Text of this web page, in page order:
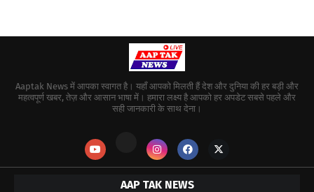
Aaptak News में आपका स्वागत है। यहाँ आपको मिलती हैं देश और दुनिया की हर बड़ी और
महत्वपूर्ण खबर, तेज़ और आसान भाषा में। हमारा लक्ष्य है आपको हर अपडेट सबसे पहले और
सही जानकारी के साथ देना।
AAP TAK NEWS